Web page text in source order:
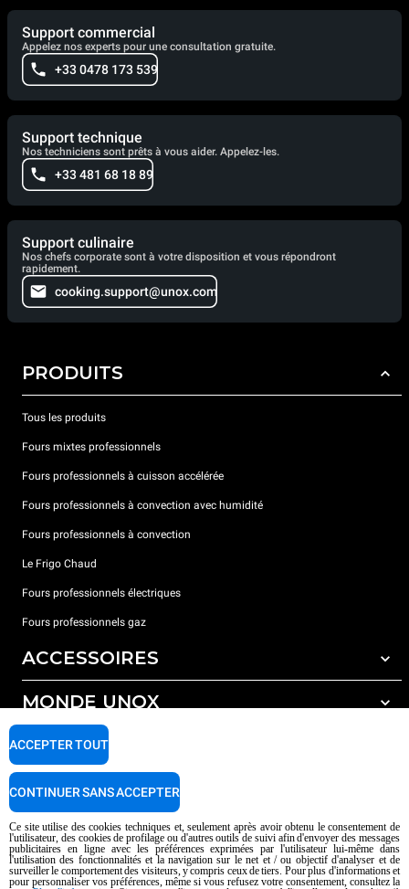
Support commercial
Appelez nos experts pour une consultation gratuite.
+33 0478 173 539
Support technique
Nos techniciens sont prêts à vous aider. Appelez-les.
+33 481 68 18 89
Support culinaire
Nos chefs corporate sont à votre disposition et vous répondront
rapidement.
cooking.support@unox.com
PRODUITS
Tous les produits
Fours mixtes professionnels
Fours professionnels à cuisson accélérée
Fours professionnels à convection avec humidité
Fours professionnels à convection
Le Frigo Chaud
Fours professionnels électriques
Fours professionnels gaz
ACCESSOIRES
Tous les accessoires
Détergents pour lavage automatique
Détergents pour lavage manuel
Traitement de l'eau avec filtres à résine
Traitement de l'eau par osmose inverse
MONDE UNOX
Nos bureaux dans le monde
SUPPORT
Garantie Unox
Trouver les Revendeurs
Trouver les Centres SAV
AI Content Disclaimer Privacy policy Cookie policy
Ce site utilise des cookies techniques et, seulement après avoir obtenu le consentement de
l'utilisateur, des cookies de profilage ou d'autres outils de suivi afin d'envoyer des messages
publicitaires en ligne avec les préférences exprimées par l'utilisateur lui-même dans
l'utilisation des fonctionnalités et la navigation sur le net et / ou objectif d'analyser et de
surveiller le comportement des visiteurs, y compris ceux de tiers. Pour plus d'informations et
pour personnaliser vos préférences, même si vous refusez votre consentement, consultez la
ACCEPTER TOUT
CONTINUER SANS ACCEPTER